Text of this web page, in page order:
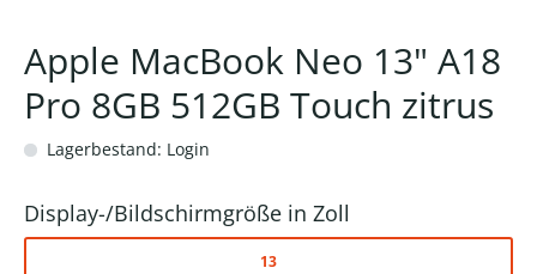
Apple MacBook Neo 13" A18
Pro 8GB 512GB Touch zitrus
Lagerbestand: Login
Display-/Bildschirmgröße in Zoll
13